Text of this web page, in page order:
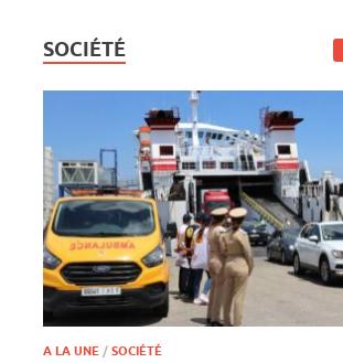
SOCIÉTÉ
A LA UNE /SOCIÉTÉ